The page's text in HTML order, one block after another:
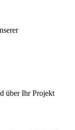
über Ihr Projekt